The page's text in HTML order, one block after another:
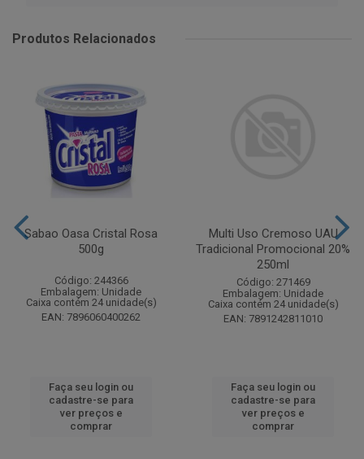
Produtos Relacionados
Sabao Oasa Cristal Rosa
500g
Código: 244366
Embalagem: Unidade
Caixa contém 24 unidade(s)
EAN: 7896060400262
Faça seu login ou
cadastre-se para
ver preços e
comprar
Multi Uso Cremoso UAU
Tradicional Promocional 20%
250ml
Código: 271469
Embalagem: Unidade
Caixa contém 24 unidade(s)
EAN: 7891242811010
Faça seu login ou
cadastre-se para
ver preços e
comprar